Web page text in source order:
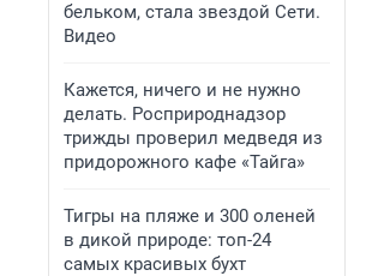
бельком, стала звездой Сети.
Видео
Кажется, ничего и не нужно
делать. Росприроднадзор
трижды проверил медведя из
придорожного кафе «Тайга»
Тигры на пляже и 300 оленей
в дикой природе: топ-24
самых красивых бухт